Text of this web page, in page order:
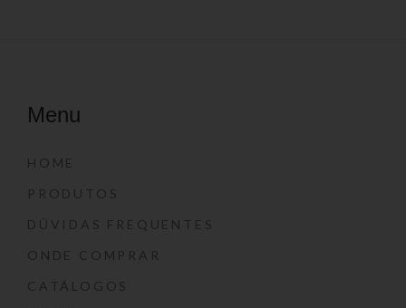
Menu
HOME
PRODUTOS
DÚVIDAS FREQUENTES
ONDE COMPRAR
CATÁLOGOS